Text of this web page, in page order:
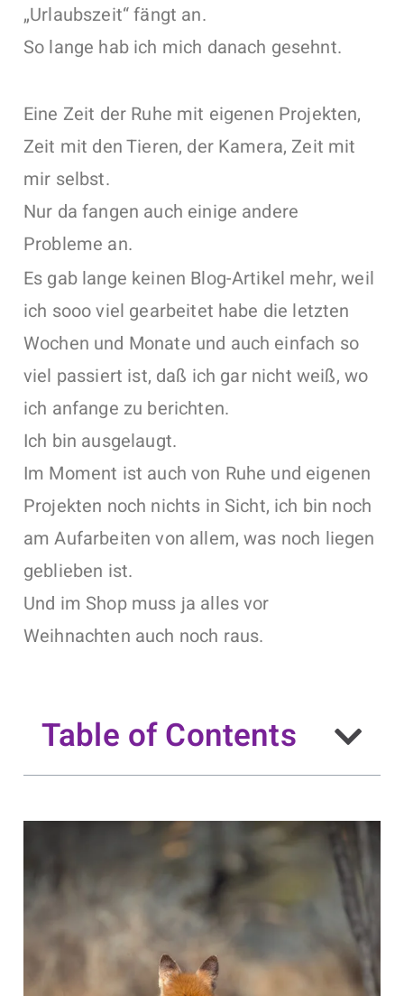
„Urlaubszeit“ fängt an.
So lange hab ich mich danach gesehnt.
Eine Zeit der Ruhe mit eigenen Projekten,
Zeit mit den Tieren, der Kamera, Zeit mit
mir selbst.
Nur da fangen auch einige andere
Probleme an.
Es gab lange keinen Blog-Artikel mehr, weil
ich sooo viel gearbeitet habe die letzten
Wochen und Monate und auch einfach so
viel passiert ist, daß ich gar nicht weiß, wo
ich anfange zu berichten.
Ich bin ausgelaugt.
Im Moment ist auch von Ruhe und eigenen
Projekten noch nichts in Sicht, ich bin noch
am Aufarbeiten von allem, was noch liegen
geblieben ist.
Und im Shop muss ja alles vor
Weihnachten auch noch raus.
Table of Contents